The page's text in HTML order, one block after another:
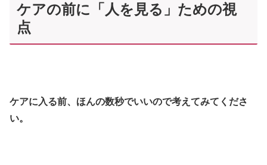
ケアの前に「人を見る」ための視
点
ケアに入る前、ほんの数秒でいいので考えてみてくださ
い。